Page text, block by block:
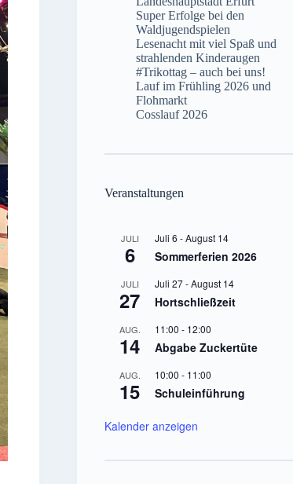
Super Erfolge bei den
Waldjugendspielen
Lesenacht mit viel Spaß und
strahlenden Kinderaugen
#Trikottag – auch bei uns!
Lauf im Frühling 2026 und
Flohmarkt
Cosslauf 2026
Veranstaltungen
JULI
6
Juli 6 -August 14
Sommerferien 2026
JULI
27
Juli 27-August 14
Hortschließzeit
AUG.
14
11:00 - 12:00
Abgabe Zuckertüte
AUG.
15
10:00 - 11:00
Schuleinführung
Kalender anzeigen